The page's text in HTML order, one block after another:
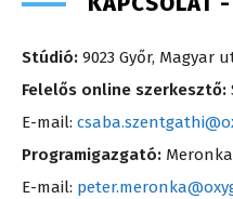
Stúdió: 9023 Győr, Magyar
Felelős online szerkesztő:
E-mail:
Programigazgató:
E-mail: